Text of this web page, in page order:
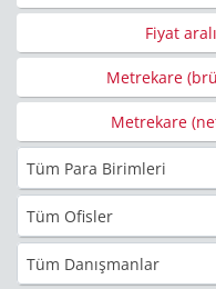
Fiyat
Metrekare
Metrekare
Tüm Para Birimleri
Tüm Ofisler
Tüm Danışmanlar